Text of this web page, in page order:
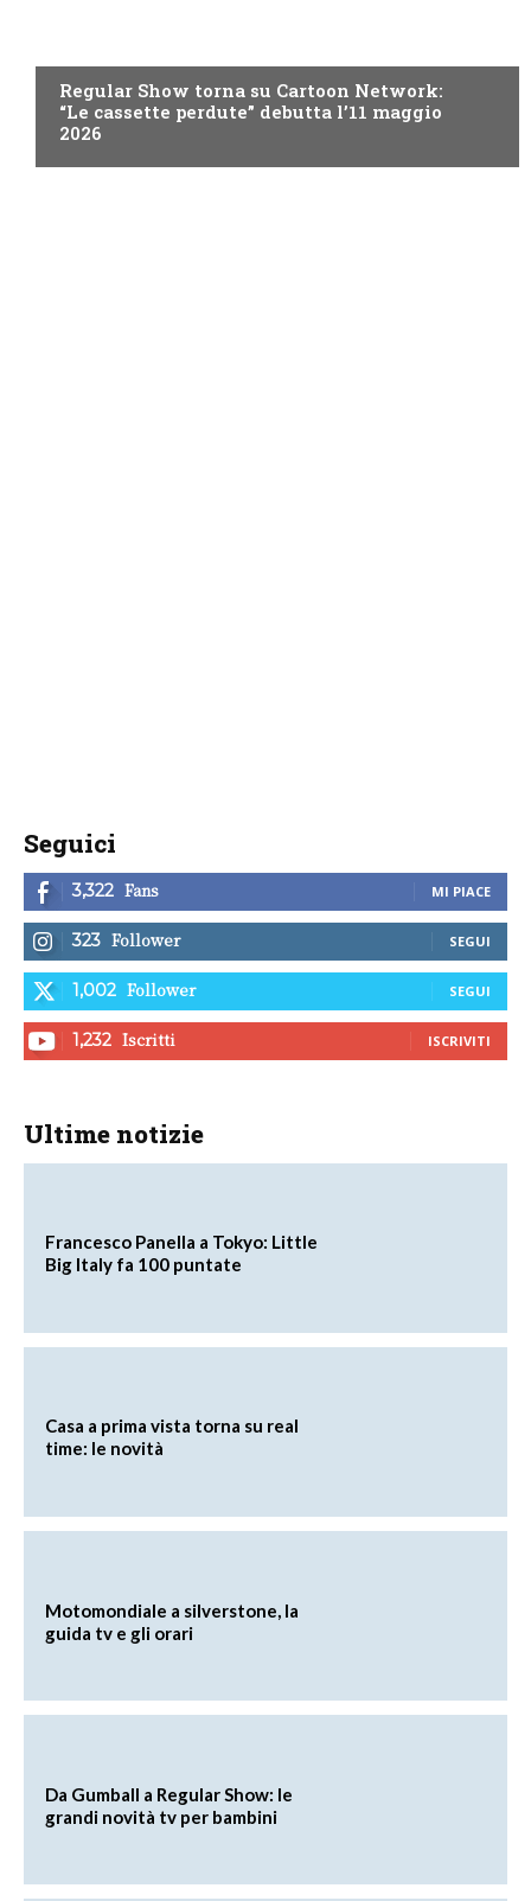
Regular Show torna su Cartoon Network:
“Le cassette perdute” debutta l’11 maggio
2026
Seguici
3,322 Fans MI PIACE
323 Follower SEGUI
1,002 Follower SEGUI
1,232 Iscritti ISCRIVITI
Ultime notizie
Francesco Panella a Tokyo: Little
Big Italy fa 100 puntate
Casa a prima vista torna su real
time: le novità
Motomondiale a silverstone, la
guida tv e gli orari
Da Gumball a Regular Show: le
grandi novità tv per bambini